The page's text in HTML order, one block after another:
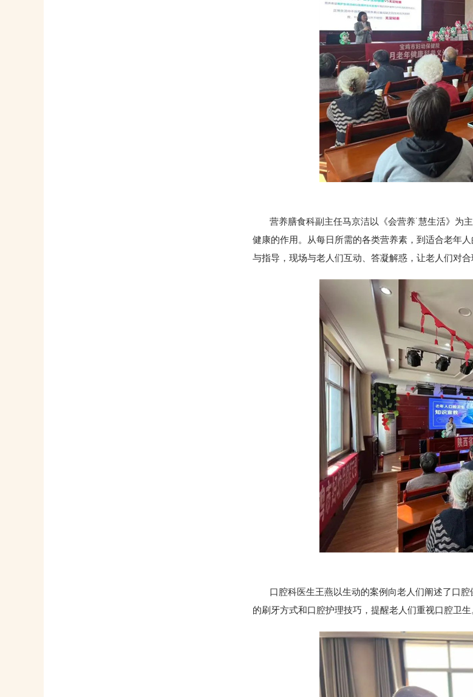
营养膳食科副主任马京洁以《会营养˙慧生活》为
健康的作用。从每日所需的各类营养素，到适合老年
与指导，现场与老人们互动、答凝解惑，让老人们对
口腔科医生王燕以生动的案例向老人们阐述了口腔
的刷牙方式和口腔护理技巧，提醒老人们重视口腔卫生